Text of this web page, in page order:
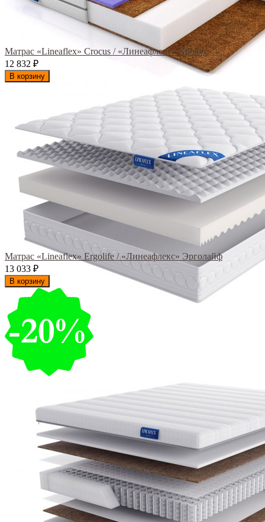
Матрас «Lineaflex» Crocus / «Линеафлекс» Крокус
12 832 ₽
В корзину
Матрас «Lineaflex» Ergolife / «Линеафлекс» Эрголайф
13 033 ₽
В корзину